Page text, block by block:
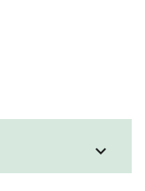
expand_more